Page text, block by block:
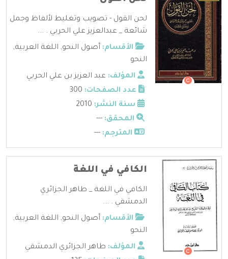
لحن القول - تصويب وتغليط لألفاظ وجمل
شائعة _ عبدالعزيز علي الحربي . ...
الأقسام: أصول النحو, اللغة العربية,
النحو
المؤلف: عبد العزيز بن علي الحربي
عدد الصفحات:
سنة النشر:
المحقق: ---
المترجم: ---
الكافي في اللغة
الكافي في اللغة _ طاهر الجزائري
الدمشقي . ...
الأقسام: أصول النحو, اللغة العربية,
النحو
المؤلف: طاهر الجزائري الدمشقي